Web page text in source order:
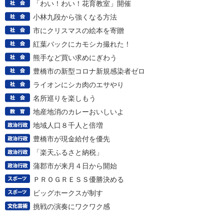
「わい！わい！花育教室」開催
小林九段から強くなる方法
市にクリスマスの絵本を寄贈
紅葉バックにカモシカ撮れた！
熊手など買い求めにぎわう
豊橋市の新型コロナ新規感染者ゼロ
ライオンにシカ肉のエサやり
名所巡りを楽しもう
地産地消のカレーおいしいよ
地域人口８千人と倍増
豊橋市が現金給付を優先
「楽天ふるさと納税」
蒲郡市が来月４日から開始
ＰＲＯＧＲＥＳＳ優勝決める
ビッグホークスが制す
挑戦の演奏にワクワク感